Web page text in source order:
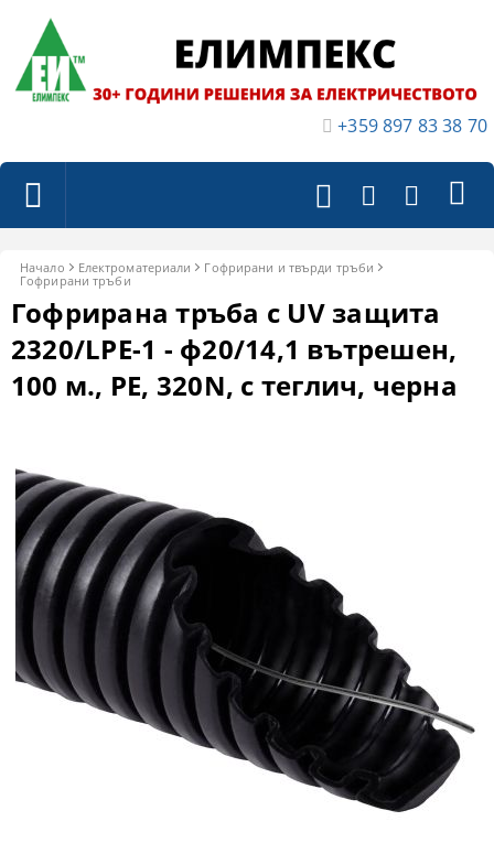
+359 897 83 38 70
Начало Електроматериали
Гофрирани и твърди тръби
Гофрирани тръби
Гофрирана тръба с UV защита
2320/LPE-1 - ф20/14,1 вътрешен,
100 м., PE, 320N, с теглич, черна